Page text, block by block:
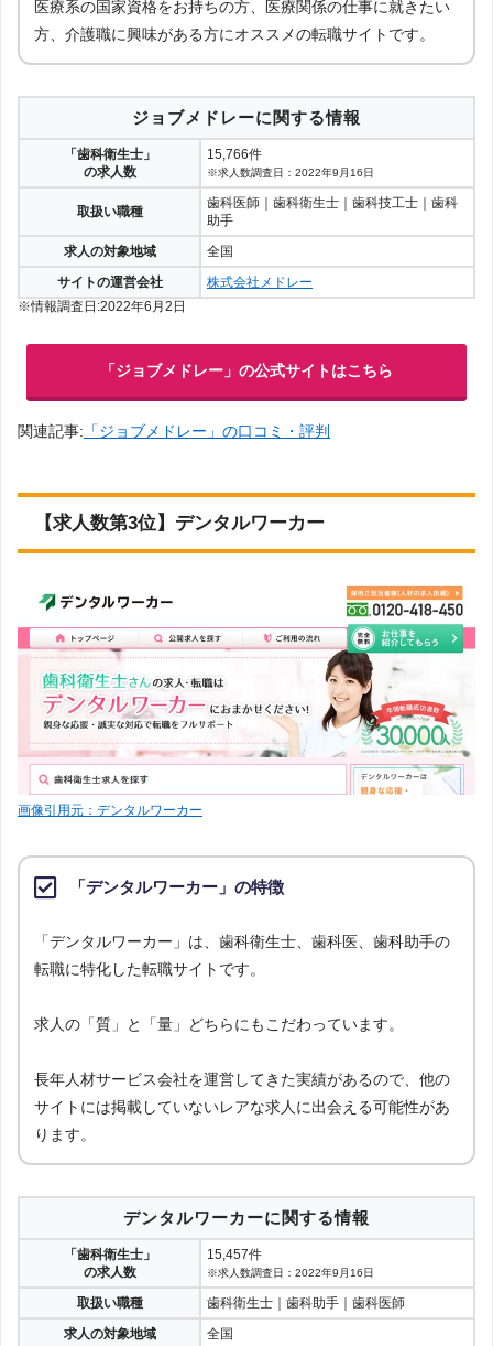
医療系の国家資格をお持ちの方、医療関係の仕事に就きたい
方、介護職に興味がある方にオススメの転職サイトです。
ジョブメドレーに関する情報
「歯科衛生士」
の求人数
15,766件
※求人数調査日：2022年9月16日
取扱い職種
歯科医師｜歯科衛生士｜歯科技工士｜歯科
助手
求人の対象地域
全国
サイトの運営会社
株式会社メドレー
※情報調査日:2022年6月2日
「ジョブメドレー」の公式サイトはこちら
関連記事: 「ジョブメドレー」の口コミ・評判
【求人数第3位】デンタルワーカー
画像引用元：デンタルワーカー
「デンタルワーカー」の特徴
「デンタルワーカー」は、歯科衛生士、歯科医、歯科助手の
転職に特化した転職サイトです。
求人の「質」と「量」どちらにもこだわっています。
長年人材サービス会社を運営してきた実績があるので、他の
サイトには掲載していないレアな求人に出会える可能性があ
ります。
デンタルワーカーに関する情報
「歯科衛生士」
の求人数
15,457件
※求人数調査日：2022年9月16日
取扱い職種
歯科衛生士｜歯科助手｜歯科医師
求人の対象地域
全国